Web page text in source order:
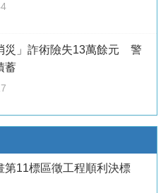
災」詐術險失13萬餘元 警
蓄
第11標區徵工程順利決標